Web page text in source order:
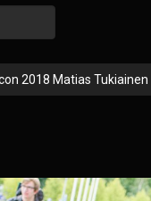
2018 Matias Tukiainen